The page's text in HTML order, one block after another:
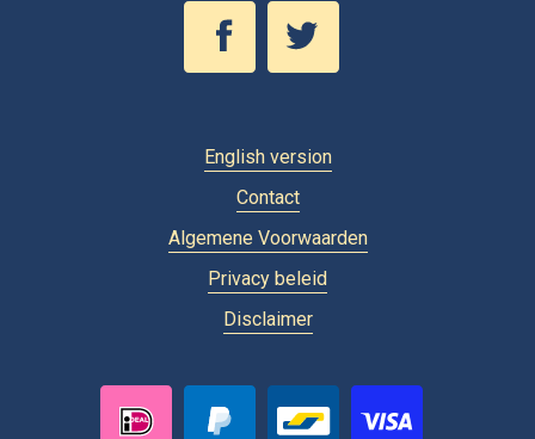
English version
Contact
Algemene Voorwaarden
Privacy beleid
Disclaimer